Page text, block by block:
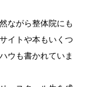
ながら整体院にも
イトや本もいくつ
ウも書かれていま